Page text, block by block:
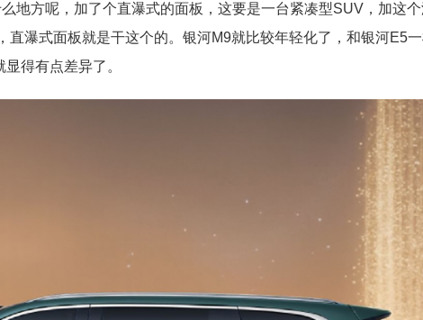
地方呢，加了个直瀑式的面板，这要是一台紧凑型SUV，加这
瀑式面板就是干这个的。银河M9就比较年轻化了，和银河E5
得有点差异了。